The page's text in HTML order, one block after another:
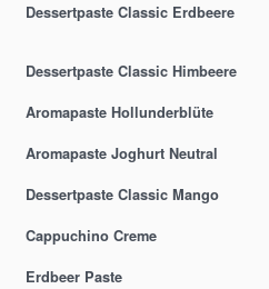
Dessertpaste Classic Erdbeere
Dessertpaste Classic Himbeere
Aromapaste Hollunderblüte
Aromapaste Joghurt Neutral
Dessertpaste Classic Mango
Cappuchino Creme
Erdbeer Paste